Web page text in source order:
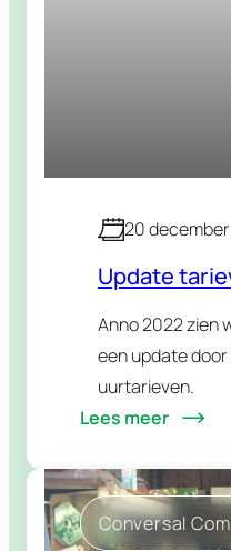
20 december
Update
Anno 2022 zien
een update
uurtarieven.
Lees meer
Conversal